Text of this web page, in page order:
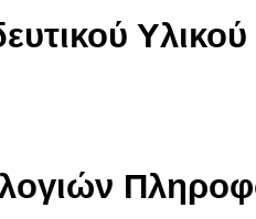
Υλικού